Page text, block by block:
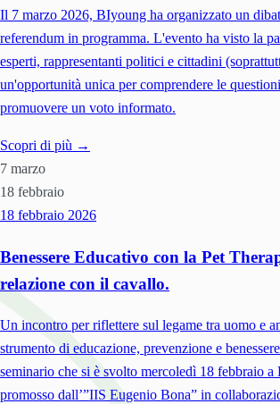
Il 7 marzo 2026, BIyoung ha organizzato un
referendum in programma. L'evento ha visto la
esperti, rappresentanti politici e cittadini
un'opportunità unica per comprendere le
promuovere un voto informato.
Scopri di più →
7 marzo
18 febbraio
18 febbraio 2026
Benessere Educativo con la Pet
relazione con il cavallo.
Un incontro per riflettere sul legame tra uomo e
strumento di educazione, prevenzione e
seminario che si è svolto mercoledì 18 febbraio a
promosso dall’”IIS Eugenio Bona” in